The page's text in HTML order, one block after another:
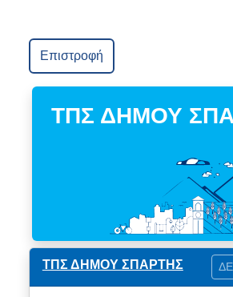
Επιστροφή
ΤΠΣ ΔΗΜΟΥ
ΤΠΣ ΔΗΜΟΥ ΣΠΑΡΤΗΣ